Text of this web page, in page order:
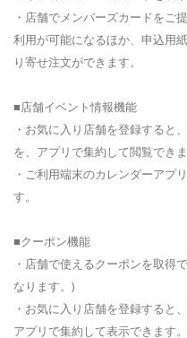
・店舗でメンバーズカードをご
利用が可能になるほか、申込用
り寄せ注文ができます。
■店舗イベント情報機能
・お気に入り店舗を登録すると
を、アプリで集約して閲覧できま
・ご利用端末のカレンダーアプ
す。
■クーポン機能
・店舗で使えるクーポンを取得
なります。)
・お気に入り店舗を登録すると
アプリで集約して表示できます。